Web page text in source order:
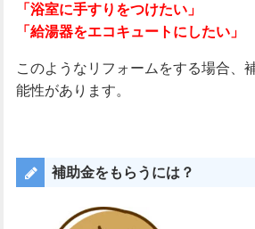
「浴室に手すりをつけたい」
「給湯器をエコキュートにしたい」
このようなリフォームをする場合、
能性があります。
補助金をもらうには？